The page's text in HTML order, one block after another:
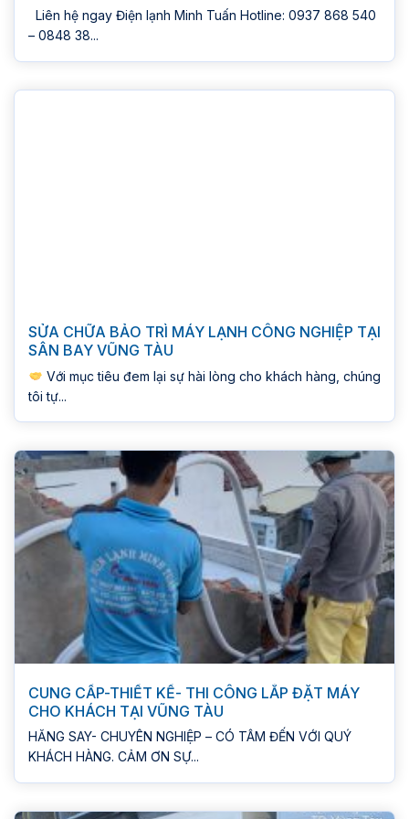
Liên hệ ngay Điện lạnh Minh Tuấn Hotline: 0937 868 540
– 0848 38...
SỬA CHỮA BẢO TRÌ MÁY LẠNH CÔNG NGHIỆP TẠI
SÂN BAY VŨNG TÀU
Với mục tiêu đem lại sự hài lòng cho khách hàng, chúng
tôi tự...
CUNG CẤP-THIẾT KẾ- THI CÔNG LẮP ĐẶT MÁY
CHO KHÁCH TẠI VŨNG TÀU
HĂNG SAY- CHUYÊN NGHIỆP – CÓ TÂM ĐẾN VỚI QUÝ
KHÁCH HÀNG. CẢM ƠN SỰ...